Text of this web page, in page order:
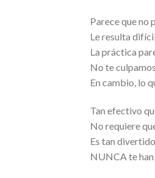
Parece que no
Le resulta
La práctica
No te
En cambio, lo
Tan efectivo
No requiere
Es tan
NUNCA te han